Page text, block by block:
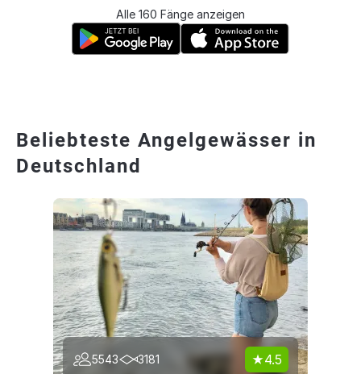
Alle 160 Fänge anzeigen
Beliebteste Angelgewässer in
Deutschland
5543 3181 4.5